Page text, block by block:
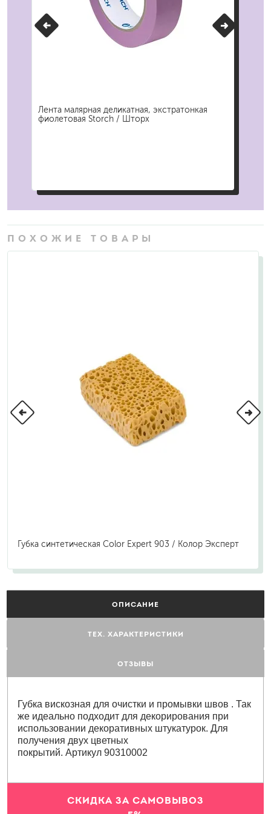
Лента малярная деликатная, экстратонкая
фиолетовая Storch / Шторх
ПОХОЖИЕ ТОВАРЫ
Губка синтетическая Color Expert 903 / Колор Эксперт
ОПИСАНИЕ
ТЕХ. ХАРАКТЕРИСТИКИ
ОТЗЫВЫ
Губка вискозная для очистки и промывки швов . Так
же идеально подходит для декорирования при
использовании декоративных штукатурок. Для
получения двух цветных
покрытий. Артикул 90310002
СКИДКА ЗА САМОВЫВОЗ